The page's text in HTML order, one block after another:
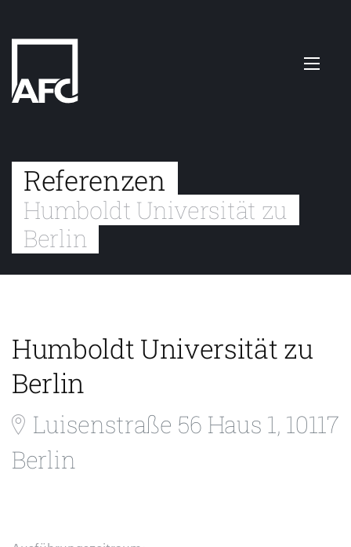
Referenzen
Humboldt Universität zu
Berlin
Humboldt Universität zu
Berlin
Luisenstraße 56 Haus 1, 10117
Berlin